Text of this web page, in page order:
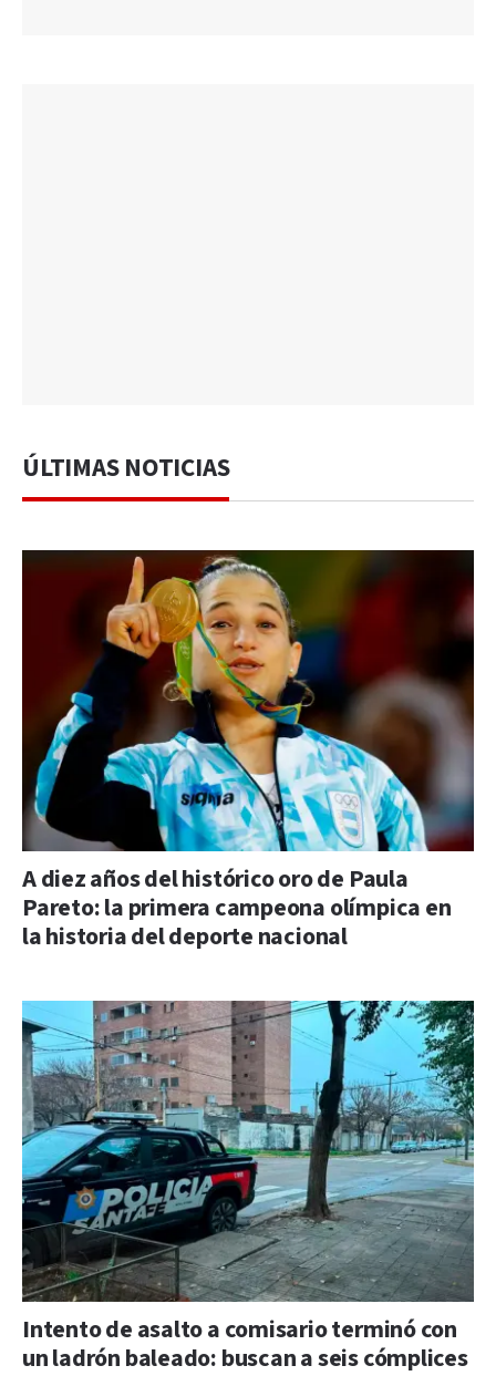
ÚLTIMAS NOTICIAS
A diez años del histórico oro de Paula
Pareto: la primera campeona olímpica en
la historia del deporte nacional
Intento de asalto a comisario terminó con
un ladrón baleado: buscan a seis cómplices